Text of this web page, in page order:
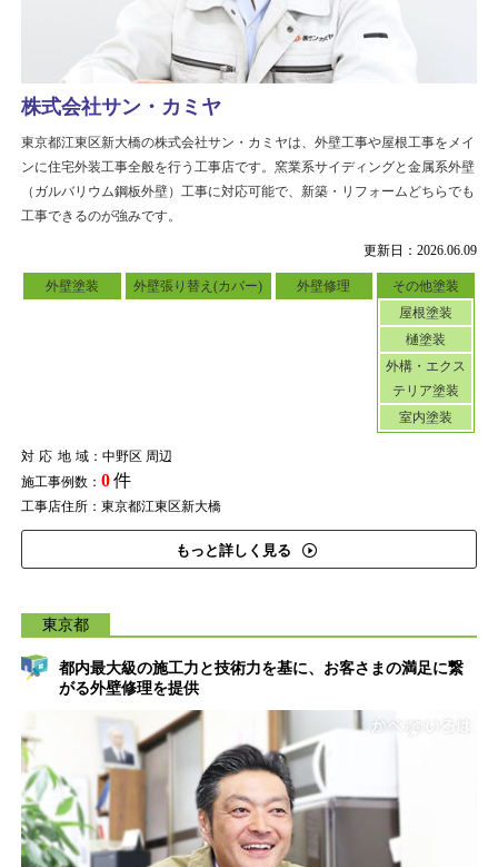
更新日：2026.06.09
外壁塗装 外壁張り替え(カバー) 外壁修理
その他塗装
屋根塗装
樋塗装
外構・エクス
テリア塗装
室内塗装
対応地域：中野区 周辺
施工事例数： 0件
工事店住所：東京都江東区新大橋
もっと詳しく見る
株式会社サン・カミヤ
東京都江東区新大橋の株式会社サン・カミヤは、外壁工事や屋根工事をメイ
ンに住宅外装工事全般を行う工事店です。窯業系サイディングと金属系外壁
（ガルバリウム鋼板外壁）工事に対応可能で、新築・リフォームどちらでも
工事できるのが強みです。
東京都
都内最大級の施工力と技術力を基に、お客さまの満足に繋
がる外壁修理を提供